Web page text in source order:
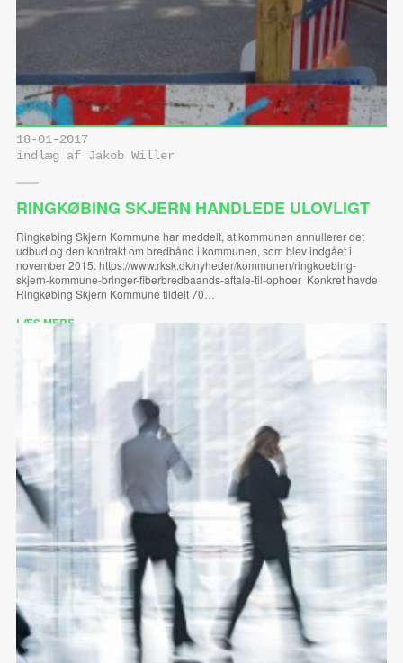
18-01-2017
indlæg af Jakob Willer
RINGKØBING SKJERN HANDLEDE ULOVLIGT
Ringkøbing Skjern Kommune har meddelt, at kommunen annullerer det
udbud og den kontrakt om bredbånd i kommunen, som blev indgået i
november 2015. https://www.rksk.dk/nyheder/kommunen/ringkoebing-
skjern-kommune-bringer-fiberbredbaands-aftale-til-ophoer Konkret havde
Ringkøbing Skjern Kommune tildelt 70…
LÆS MERE ...